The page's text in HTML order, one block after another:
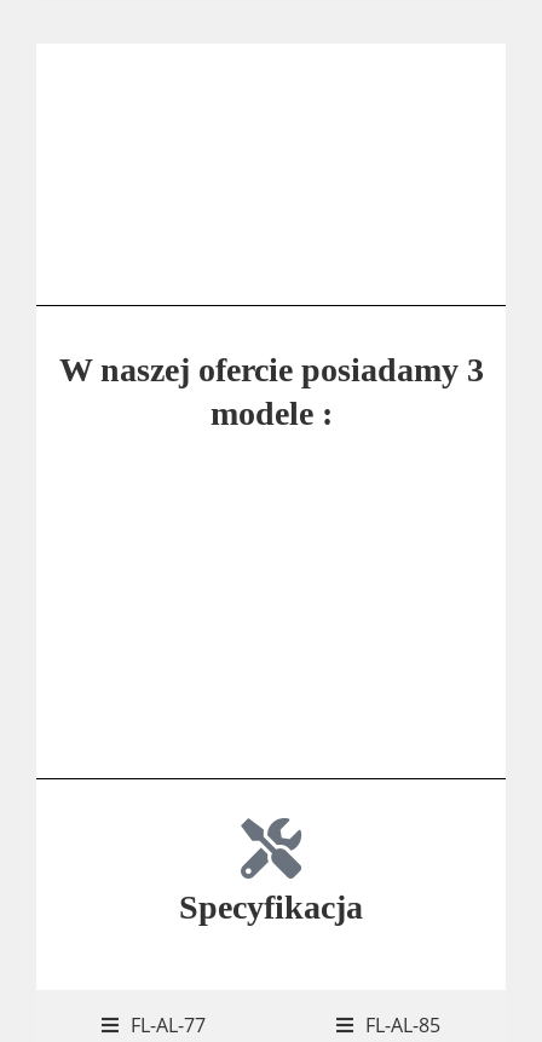
W naszej ofercie posiadamy 3
modele :
Specyfikacja
FL-AL-77 FL-AL-85